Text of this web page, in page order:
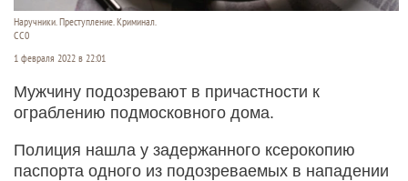
Наручники. Преступление. Криминал.
CC0
1 февраля 2022 в 22:01
Мужчину подозревают в причастности к
ограблению подмосковного дома.
Полиция нашла у задержанного ксерокопию
паспорта одного из подозреваемых в нападении